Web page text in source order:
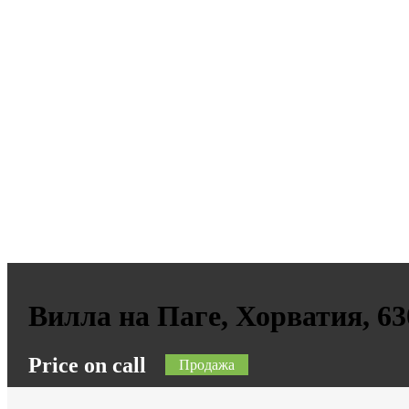
Вилла на Паге, Хорватия,
Price on call Продажа